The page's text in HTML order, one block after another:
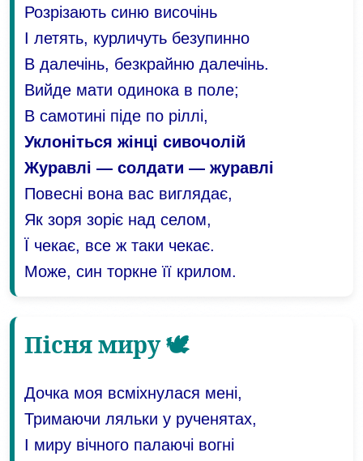
Розрізають синю височінь
І летять, курличуть безупинно
В далечінь, безкрайню далечінь.
Вийде мати одинока в поле;
В самотині піде по ріллі,
Уклоніться жінці сивочолій
Журавлі — солдати — журавлі
Повесні вона вас виглядає,
Як зоря зоріє над селом,
Ї чекає, все ж таки чекає.
Може, син торкне її крилом.
Пісня миру 🕊️
Дочка моя всміхнулася мені,
Тримаючи ляльки у рученятах,
І миру вічного палаючі вогні